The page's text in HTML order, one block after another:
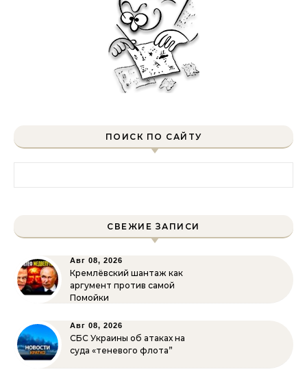
ПОИСК ПО САЙТУ
СВЕЖИЕ ЗАПИСИ
Авг 08, 2026
Кремлёвский шантаж как
аргумент против самой
Помойки
Авг 08, 2026
СБС Украины об атаках на
суда «теневого флота”